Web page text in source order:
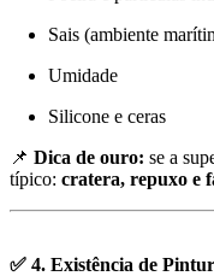
Sais (ambiente
Umidade
Silicone e ceras
📌 Dica de ouro: se a
típico: cratera, repuxo e
✅ 4. Existência de